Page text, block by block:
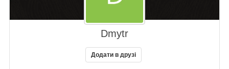
Dmytr
Додати в друзі